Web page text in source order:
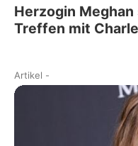
Herzogin
Treffen mit
Artikel -